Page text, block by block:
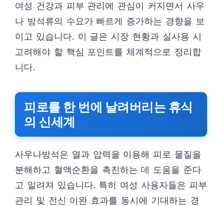
여성 건강과 피부 관리에 관심이 커지면서 사우
나 방석류의 수요가 빠르게 증가하는 경향을 보
이고 있습니다. 이 글은 시장 현황과 실사용 시
고려해야 할 핵심 포인트를 체계적으로 정리합
니다.
피로를 한 번에 날려버리는 휴식
의 신세계
사우나방석은 열과 압력을 이용해 피로 물질을
분해하고 혈액순환을 촉진하는 데 도움을 준다
고 알려져 있습니다. 특히 여성 사용자들은 피부
관리 및 전신 이완 효과를 동시에 기대하는 경